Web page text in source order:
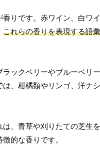
りです。赤ワイン、白ワ
これらの香りを表現する語
ックベリーやブルーベリ
、柑橘類やリンゴ、洋ナ
、青草や刈りたての芝生
的な香りです。